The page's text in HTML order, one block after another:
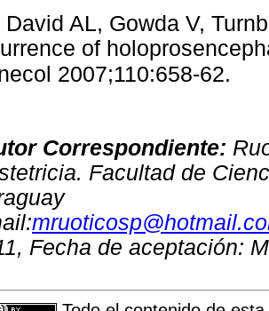
David AL, Gowda V,
of
2007;110:658-62.
Correspondiente:
Facultad de
Fecha de aceptación: